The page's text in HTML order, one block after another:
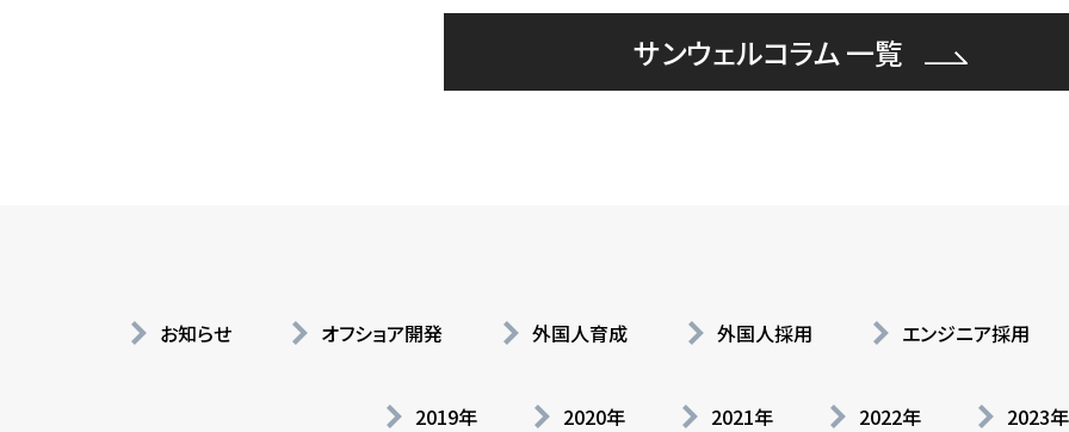
サンウェルコラム 一覧
お知らせ オフショア開発 外国人育成 外国人採用 エンジニア採用
2019年 2020年 2021年 2022年 2023年